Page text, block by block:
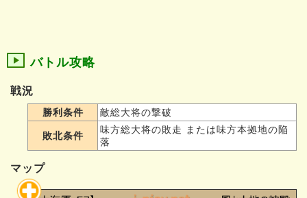
バトル攻略
戦況
勝利条件 敵総大将の撃破
敗北条件
味方総大将の敗走 または味方本拠地の陥
落
マップ